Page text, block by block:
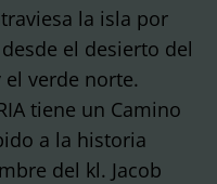
la isla por
el desierto del
verde norte.
tiene un Camino
a la historia
del kl. Jacob